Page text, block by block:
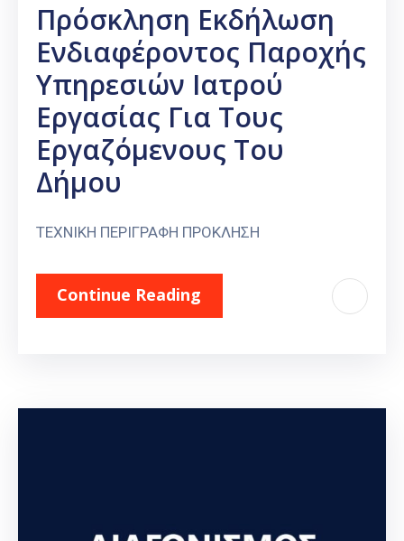
Πρόσκληση Εκδήλωση
Ενδιαφέροντος Παροχής
Υπηρεσιών Ιατρού
Εργασίας Για Τους
Εργαζόμενους Του
Δήμου
ΤΕΧΝΙΚΗ ΠΕΡΙΓΡΑΦΗ ΠΡΟΚΛΗΣΗ
Continue Reading